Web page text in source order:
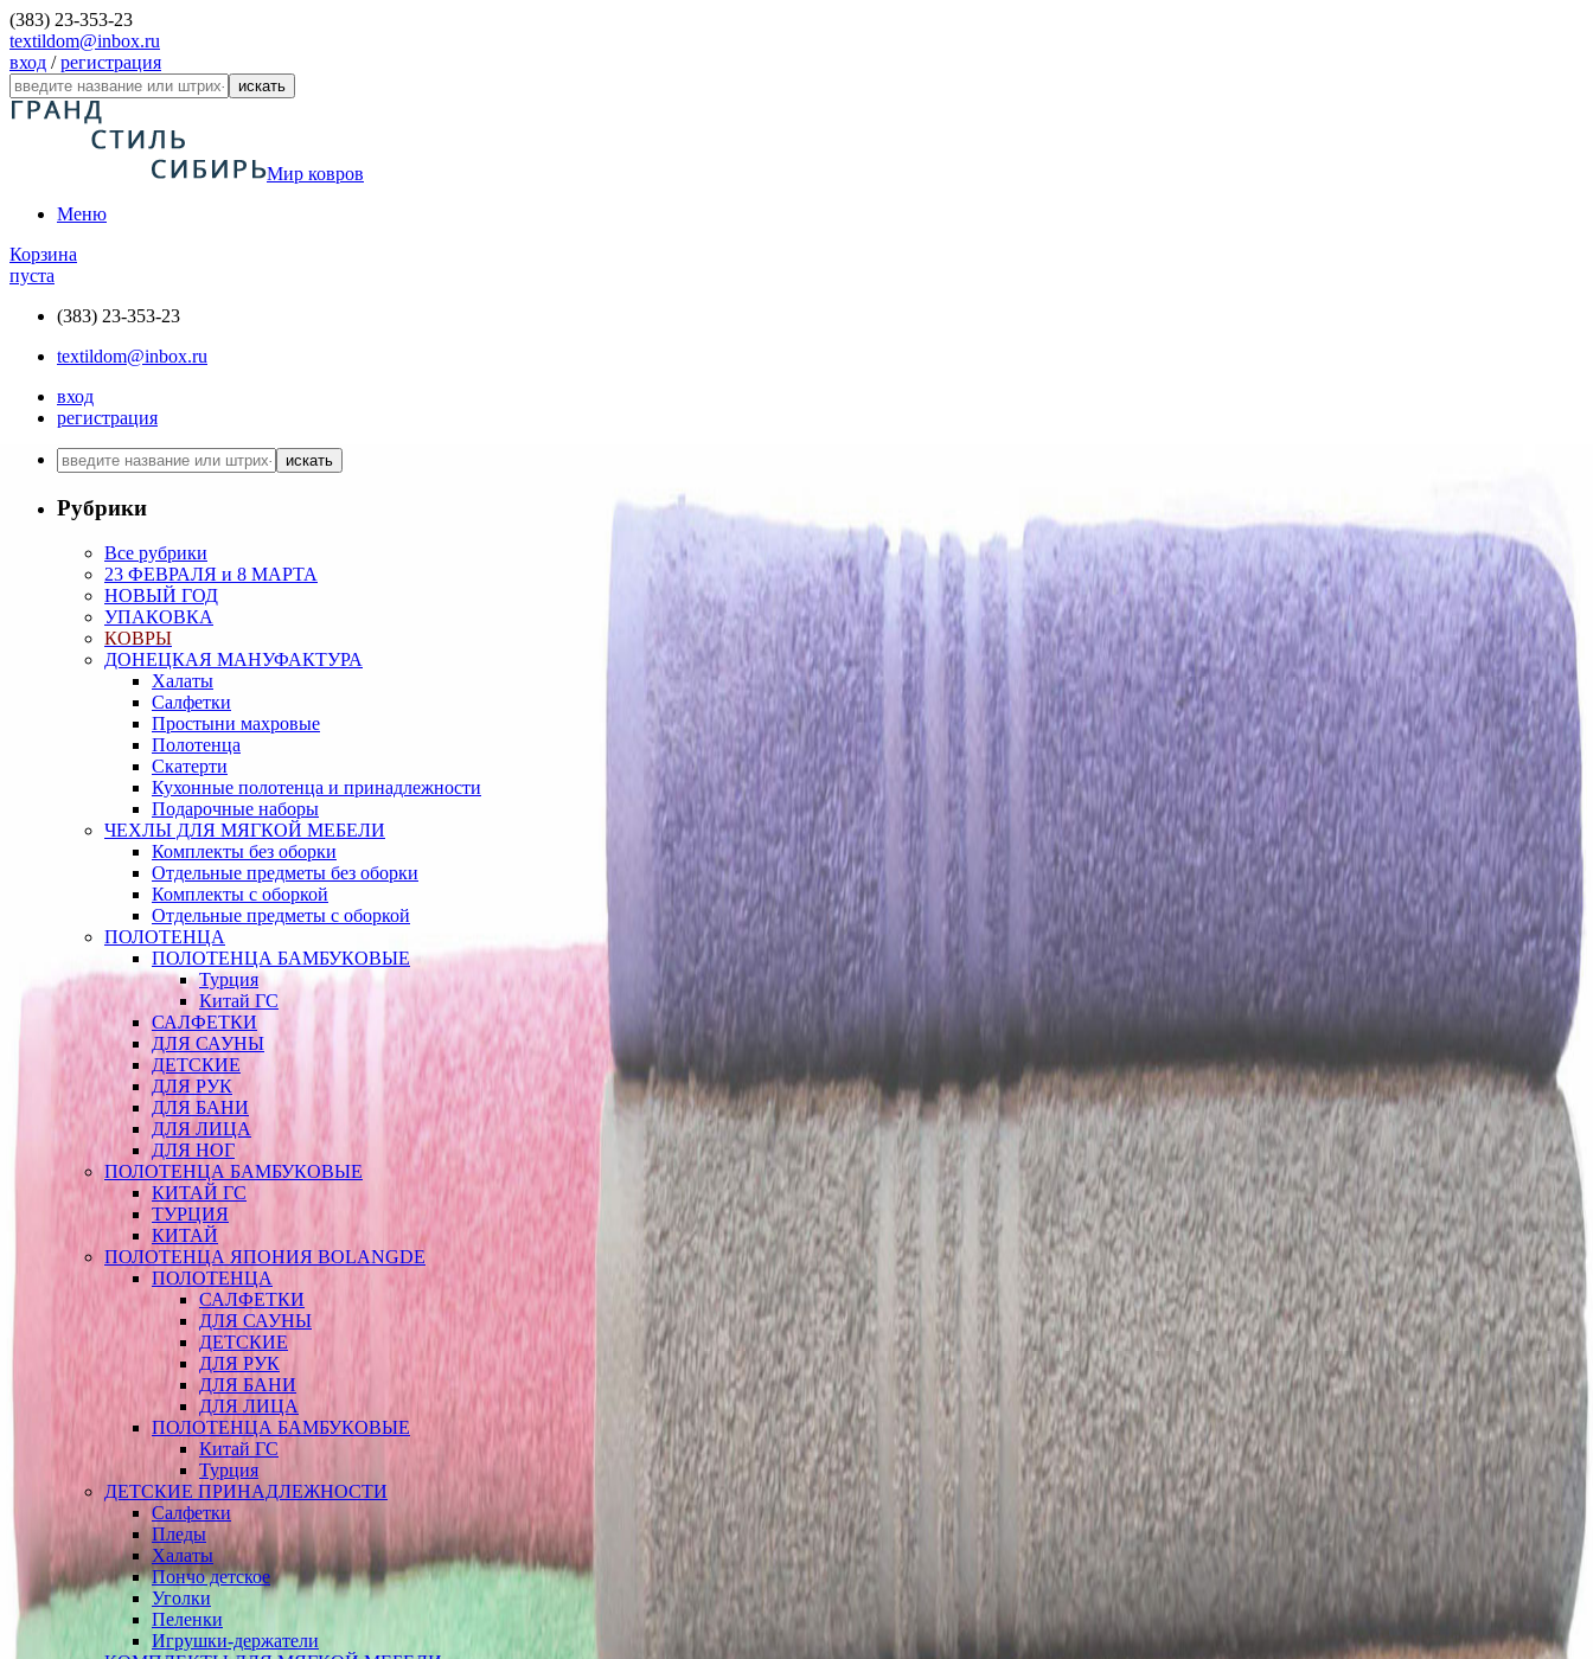
(383) 23-353-23
textildom@inbox.ru
вход /регистрация
искать
Мир ковров
Меню
Корзина
пуста
(383) 23-353-23
textildom@inbox.ru
вход
регистрация
искать
Рубрики
Все рубрики
23 ФЕВРАЛЯ и 8 МАРТА
НОВЫЙ ГОД
УПАКОВКА
КОВРЫ
ДОНЕЦКАЯ МАНУФАКТУРА
Халаты
Салфетки
Простыни махровые
Полотенца
Скатерти
Кухонные полотенца и принадлежности
Подарочные наборы
ЧЕХЛЫ ДЛЯ МЯГКОЙ МЕБЕЛИ
Комплекты без оборки
Отдельные предметы без оборки
Комплекты с оборкой
Отдельные предметы с оборкой
ПОЛОТЕНЦА
ПОЛОТЕНЦА БАМБУКОВЫЕ
Турция
Китай ГС
САЛФЕТКИ
ДЛЯ САУНЫ
ДЕТСКИЕ
ДЛЯ РУК
ДЛЯ БАНИ
ДЛЯ ЛИЦА
ДЛЯ НОГ
ПОЛОТЕНЦА БАМБУКОВЫЕ
КИТАЙ ГС
ТУРЦИЯ
КИТАЙ
ПОЛОТЕНЦА ЯПОНИЯ BOLANGDE
ПОЛОТЕНЦА
САЛФЕТКИ
ДЛЯ САУНЫ
ДЕТСКИЕ
ДЛЯ РУК
ДЛЯ БАНИ
ДЛЯ ЛИЦА
ПОЛОТЕНЦА БАМБУКОВЫЕ
Китай ГС
Турция
ДЕТСКИЕ ПРИНАДЛЕЖНОСТИ
Салфетки
Пледы
Халаты
Пончо детское
Уголки
Пеленки
Игрушки-держатели